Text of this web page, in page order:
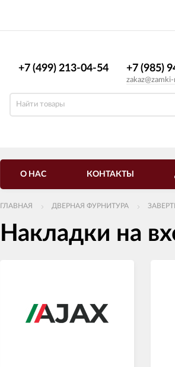
+7 (499) 213-04-54​ +7 (985)
О НАС КОНТАКТЫ
ГЛАВНАЯ ДВЕРНАЯ ФУРНИТУРА
Накладки на